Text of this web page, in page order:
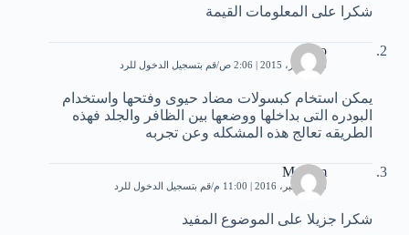
شكرا على المعلومات القيمة
gogo
6 ديسمبر، 2015 | 2:06 ص قم بتسجيل الدخول للرد
يمكن استخام كبسولات مضاد حيوى وفتحها واستخدام
البودره التى بداخلها ووضعها بين الظافر والجلد فهذه
الطريقه تعالج هذه المشكله وعن تجربه
Meriem
28 ديسمبر، 2016 | 11:00 م قم بتسجيل الدخول للرد
شكرا جزيلا على الموضوع المفيد